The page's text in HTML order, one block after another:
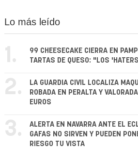
Lo más leído
1.
99 CHEESECAKE CIERRA EN
TARTAS DE QUESO: "LOS
2.
LA GUARDIA CIVIL LOCALIZA
ROBADA EN PERALTA Y
EUROS
3.
ALERTA EN NAVARRA ANTE EL
GAFAS NO SIRVEN Y PUEDEN
RIESGO TU VISTA